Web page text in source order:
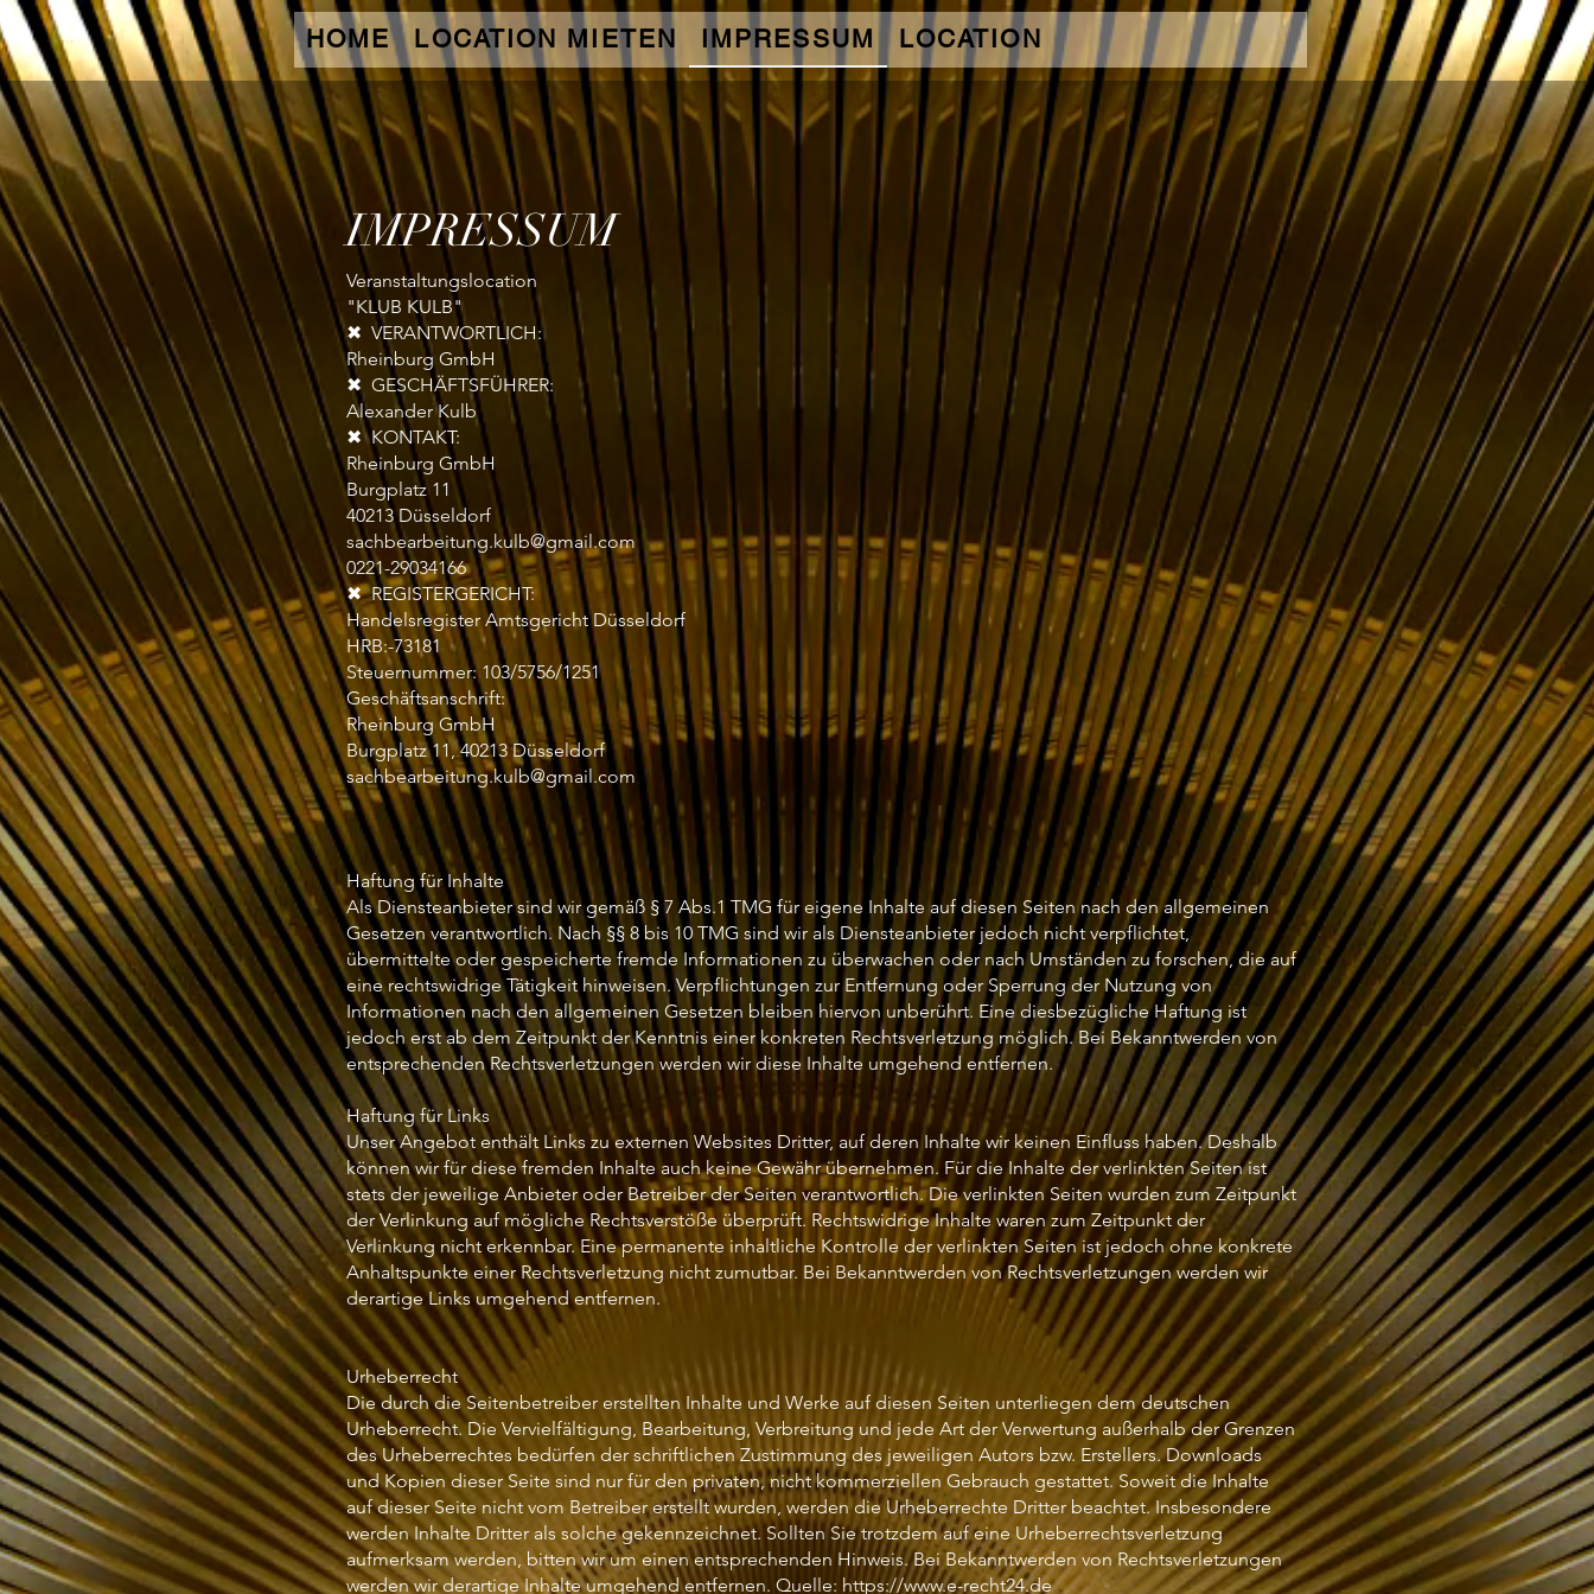
HOME LOCATION MIETEN IMPRESSUM LOCATION
IMPRESSUM
Veranstaltungslocation
"KLUB KULB"
✖ VERANTWORTLICH:
Rheinburg GmbH
✖ GESCHÄFTSFÜHRER:
Alexander Kulb
✖ KONTAKT:
Rheinburg GmbH
Burgplatz 11
40213 Düsseldorf
sachbearbeitung.kulb@gmail.com
0221-29034166
✖ REGISTERGERICHT:
Handelsregister Amtsgericht Düsseldorf
HRB:-73181
Steuernummer: 103/5756/1251
Geschäftsanschrift:
Rheinburg GmbH
Burgplatz 11, 40213 Düsseldorf
sachbearbeitung.kulb@gmail.com
Haftung für Inhalte
Als Diensteanbieter sind wir gemäß § 7 Abs.1 TMG für eigene Inhalte auf diesen Seiten nach den allgemeinen
Gesetzen verantwortlich. Nach §§ 8 bis 10 TMG sind wir als Diensteanbieter jedoch nicht verpflichtet,
übermittelte oder gespeicherte fremde Informationen zu überwachen oder nach Umständen zu forschen, die auf
eine rechtswidrige Tätigkeit hinweisen. Verpflichtungen zur Entfernung oder Sperrung der Nutzung von
Informationen nach den allgemeinen Gesetzen bleiben hiervon unberührt. Eine diesbezügliche Haftung ist
jedoch erst ab dem Zeitpunkt der Kenntnis einer konkreten Rechtsverletzung möglich. Bei Bekanntwerden von
entsprechenden Rechtsverletzungen werden wir diese Inhalte umgehend entfernen.
Haftung für Links
Unser Angebot enthält Links zu externen Websites Dritter, auf deren Inhalte wir keinen Einfluss haben. Deshalb
können wir für diese fremden Inhalte auch keine Gewähr übernehmen. Für die Inhalte der verlinkten Seiten ist
stets der jeweilige Anbieter oder Betreiber der Seiten verantwortlich. Die verlinkten Seiten wurden zum Zeitpunkt
der Verlinkung auf mögliche Rechtsverstöße überprüft. Rechtswidrige Inhalte waren zum Zeitpunkt der
Verlinkung nicht erkennbar. Eine permanente inhaltliche Kontrolle der verlinkten Seiten ist jedoch ohne konkrete
Anhaltspunkte einer Rechtsverletzung nicht zumutbar. Bei Bekanntwerden von Rechtsverletzungen werden wir
derartige Links umgehend entfernen.
Urheberrecht
Die durch die Seitenbetreiber erstellten Inhalte und Werke auf diesen Seiten unterliegen dem deutschen
Urheberrecht. Die Vervielfältigung, Bearbeitung, Verbreitung und jede Art der Verwertung außerhalb der Grenzen
des Urheberrechtes bedürfen der schriftlichen Zustimmung des jeweiligen Autors bzw. Erstellers. Downloads
und Kopien dieser Seite sind nur für den privaten, nicht kommerziellen Gebrauch gestattet. Soweit die Inhalte
auf dieser Seite nicht vom Betreiber erstellt wurden, werden die Urheberrechte Dritter beachtet. Insbesondere
werden Inhalte Dritter als solche gekennzeichnet. Sollten Sie trotzdem auf eine Urheberrechtsverletzung
aufmerksam werden, bitten wir um einen entsprechenden Hinweis. Bei Bekanntwerden von Rechtsverletzungen
werden wir derartige Inhalte umgehend entfernen. Quelle: https://www.e-recht24.de